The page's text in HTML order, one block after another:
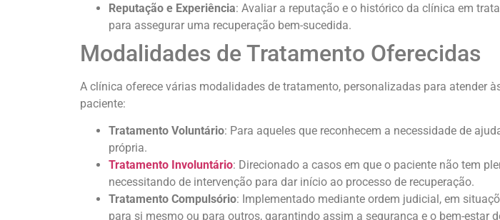
Reputação e Experiência: Avaliar a reputação e o histórico da clínica em
para assegurar uma recuperação bem-sucedida.
Modalidades de Tratamento Oferecidas
A clínica oferece várias modalidades de tratamento, personalizadas para atender
paciente:
Tratamento Voluntário: Para aqueles que reconhecem a necessidade de
própria.
Tratamento Involuntário: Direcionado a casos em que o paciente não tem
necessitando de intervenção para dar início ao processo de recuperação.
Tratamento Compulsório: Implementado mediante ordem judicial, em
para si mesmo ou para outros, garantindo assim a segurança e o bem-estar